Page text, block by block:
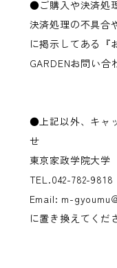
●ご購入や決済処
決済処理の不具合
に掲示してある『
GARDENお問い合
●上記以外、キャ
せ
東京家政学院大
TEL.042-782-
Email: m-gyoumu
に置き換えてくだ